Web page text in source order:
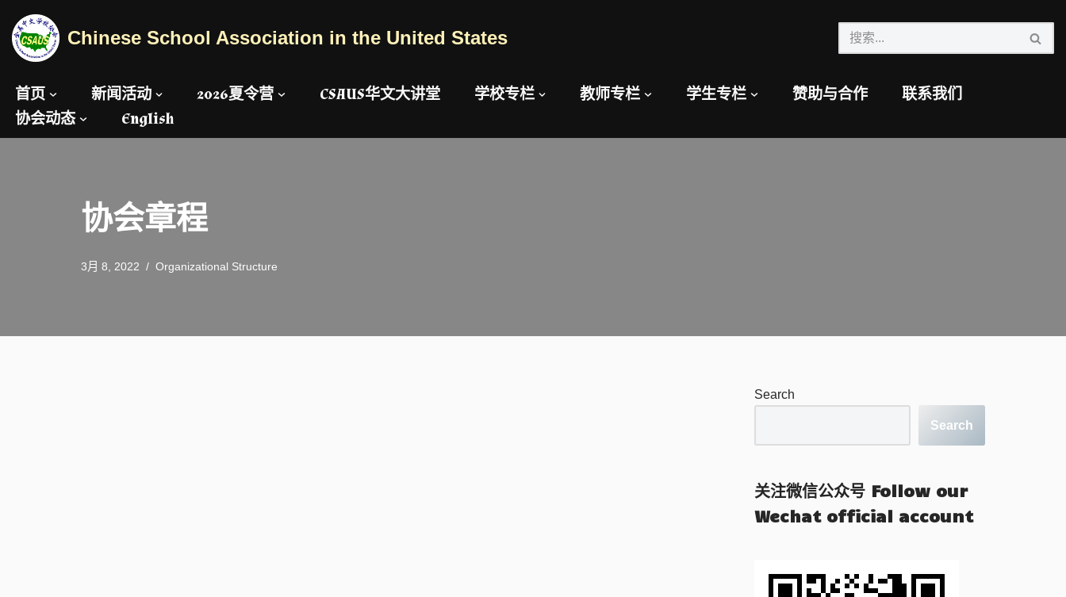
跳
正
文
Chinese School Association in the United States
首页 新闻活动 2026夏令营 CSAUS华文大讲堂 学校专栏 教师专栏 学生专栏 赞助与合作
联系我们
协会动态
English
协会章程
3月 8, 2022 Organizational Structure
Search
Search
关注微信公众号 Follow our
Wechat official account